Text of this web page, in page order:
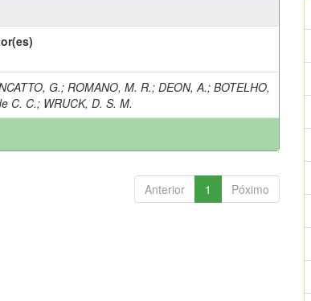
G.; ROMANO, M. R.;DEON, A.;BOTELHO,
C. C.; WRUCK, D. S. M.
Anterior 1 Póximo